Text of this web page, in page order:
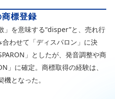
商標登録
」を意味する“disper”と、売れ行
合わせて「ディスパロン」に決
」としたが、発音調整や商
」に確定。商標取得の経験は、
となった。